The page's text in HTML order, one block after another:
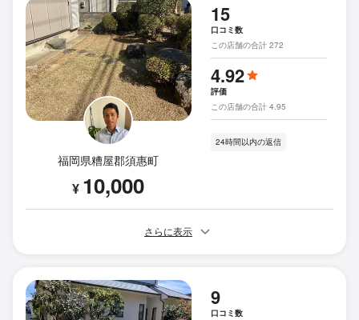
福岡県糟屋郡須惠町
¥ 10,000
15
口コミ数
この店舗の合計 272
4.92
評価
この店舗の合計 4.95
24時間以内の返信
さらに表示
9
口コミ数